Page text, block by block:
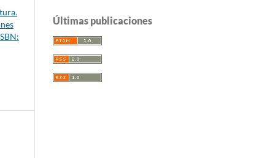
Últimas publicaciones